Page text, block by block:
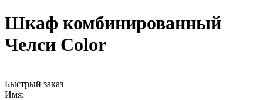
Шкаф комбинированный
Челси Color
Быстрый заказ
Имя: